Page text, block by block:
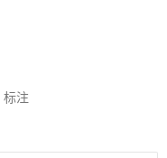
标注